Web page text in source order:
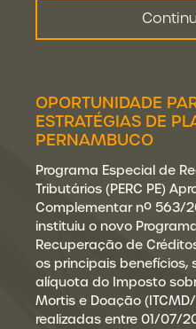
OPORTUNIDADE
ESTRATÉGIAS DE
PERNAMBUCO
Programa Especial de
Tributários (PERC PE)
Complementar nº 563/
instituiu o novo
Recuperação de
os principais
alíquota do Imposto
Mortis e Doação
realizadas entre 01/07/